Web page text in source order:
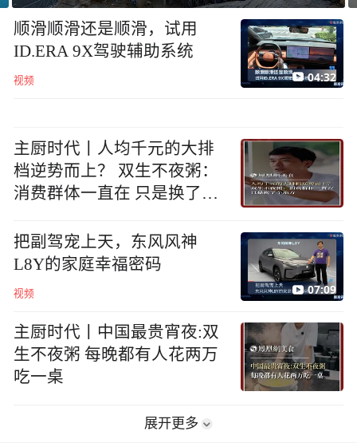
顺滑顺滑还是顺滑，试用
ID.ERA 9X驾驶辅助系统
视频 04:32
主厨时代丨人均千元的大排
档逆势而上？ 双生不夜粥：
消费群体一直在 只是换了个
把副驾宠上天，东风风神
L8Y的家庭幸福密码
视频 07:09
主厨时代丨中国最贵宵夜:双
生不夜粥 每晚都有人花两万
吃一桌
展开更多